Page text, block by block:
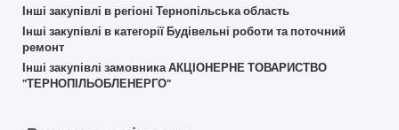
Інші закупівлі в регіоні Тернопільська область
Інші закупівлі в категорії Будівельні роботи та поточний
ремонт
Інші закупівлі замовника АКЦІОНЕРНЕ ТОВАРИСТВО
"ТЕРНОПІЛЬОБЛЕНЕРГО"